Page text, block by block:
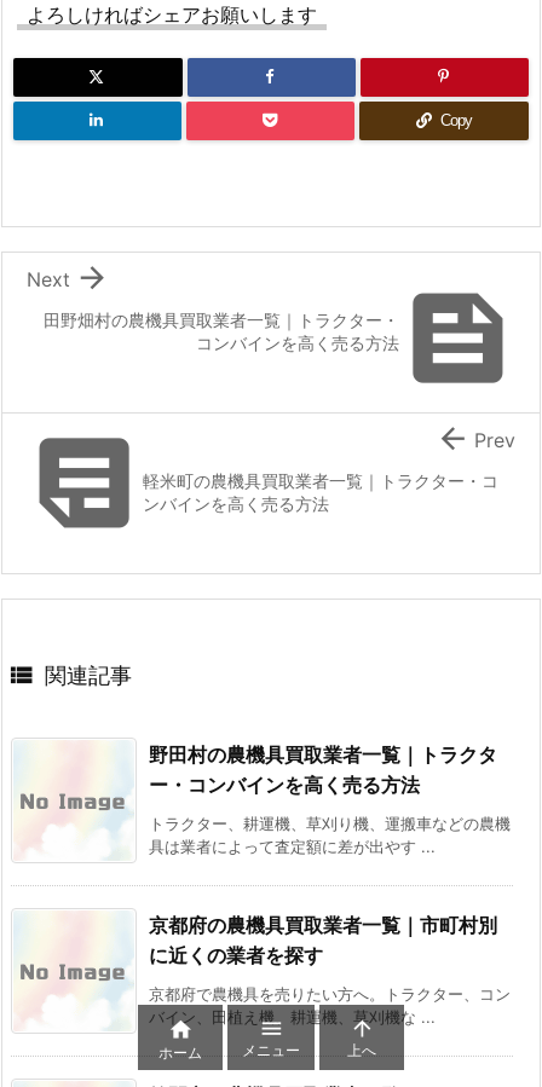
よろしければシェアお願いします
Copy

田野畑村の農機具買取業者一覧｜トラクター・
コンバインを高く売る方法

Next
軽米町の農機具買取業者一覧｜トラクター・コ
ンバインを高く売る方法
 Prev
 関連記事
野田村の農機具買取業者一覧｜トラクタ
ー・コンバインを高く売る方法
トラクター、耕運機、草刈り機、運搬車などの農機
具は業者によって査定額に差が出やす ...
京都府の農機具買取業者一覧｜市町村別
に近くの業者を探す
京都府で農機具を売りたい方へ。トラクター、コン
バイン、田植え機、耕運機、草刈機な ...

ホーム

メニュー

上へ